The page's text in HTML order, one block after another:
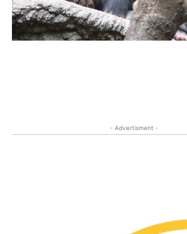
- Advertisment -